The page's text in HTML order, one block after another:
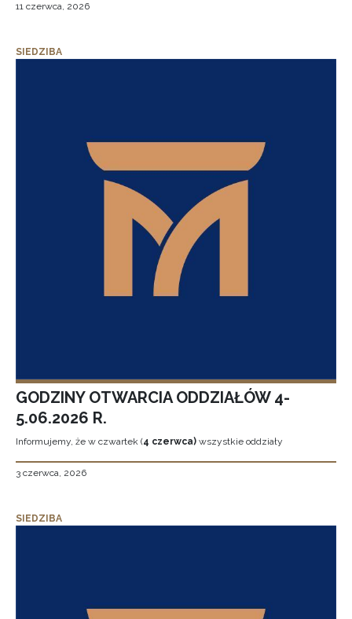
11 czerwca, 2026
SIEDZIBA
GODZINY OTWARCIA ODDZIAŁÓW 4-
5.06.2026 R.
Informujemy, że w czwartek (4 czerwca) wszystkie oddziały
3 czerwca, 2026
SIEDZIBA